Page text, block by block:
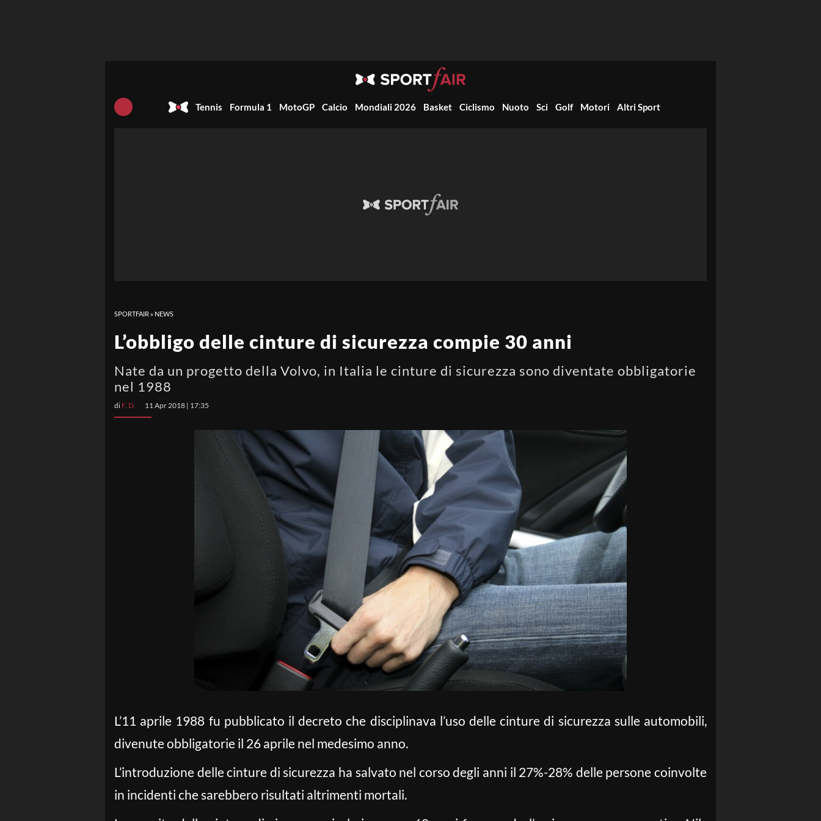
Tennis Formula 1 MotoGP Calcio Mondiali 2026 Basket Ciclismo Nuoto Sci Golf Motori Altri Sport
SPORTFAIR » NEWS
L’obbligo delle cinture di sicurezza compie 30 anni
Nate da un progetto della Volvo, in Italia le cinture di sicurezza sono diventate obbligatorie
nel 1988
di F. D. 11 Apr 2018 | 17:35
L’11 aprile 1988 fu pubblicato il decreto che disciplinava l’uso delle cinture di sicurezza sulle automobili,
divenute obbligatorie il 26 aprile nel medesimo anno.
L’introduzione delle cinture di sicurezza ha salvato nel corso degli anni il 27%-28% delle persone coinvolte
in incidenti che sarebbero risultati altrimenti mortali.